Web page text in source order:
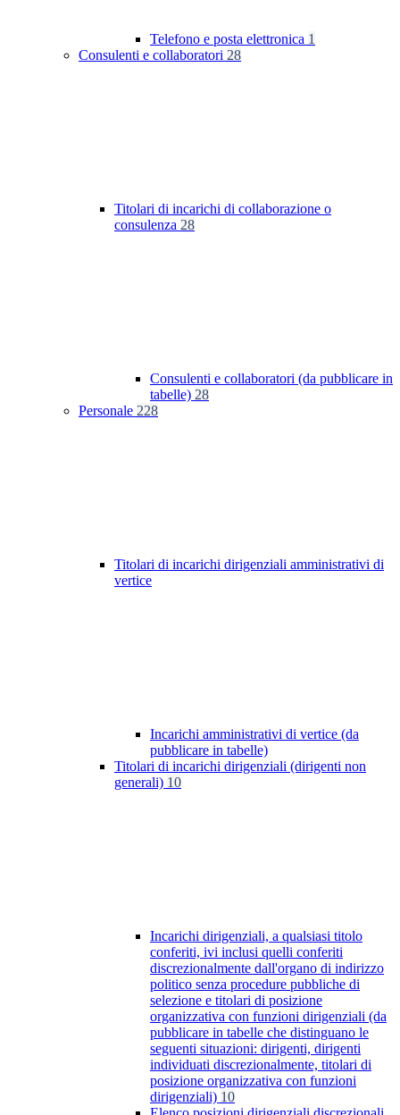
Telefono e posta elettronica 1
Consulenti e collaboratori 28
Titolari di incarichi di collaborazione o
consulenza 28
Consulenti e collaboratori (da pubblicare in
tabelle) 28
Personale 228
Titolari di incarichi dirigenziali amministrativi di
vertice
Incarichi amministrativi di vertice (da
pubblicare in tabelle)
Titolari di incarichi dirigenziali (dirigenti non
generali) 10
Incarichi dirigenziali, a qualsiasi titolo
conferiti, ivi inclusi quelli conferiti
discrezionalmente dall'organo di indirizzo
politico senza procedure pubbliche di
selezione e titolari di posizione
organizzativa con funzioni dirigenziali (da
pubblicare in tabelle che distinguano le
seguenti situazioni: dirigenti, dirigenti
individuati discrezionalmente, titolari di
posizione organizzativa con funzioni
dirigenziali) 10